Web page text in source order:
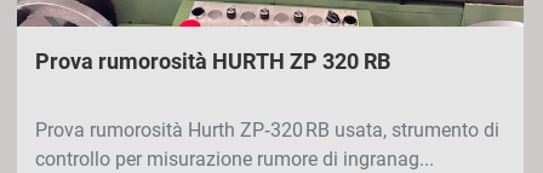
Prova rumorosità HURTH ZP 320 RB
Prova rumorosità Hurth ZP‑320 RB usata, strumento di
controllo per misurazione rumore di ingranag...